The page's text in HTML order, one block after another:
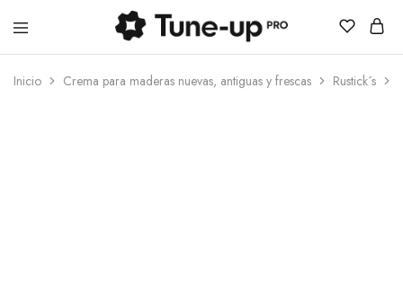
Tune-
Pro
Inicio Crema para maderas nuevas, antiguas y frescas Rustick´s